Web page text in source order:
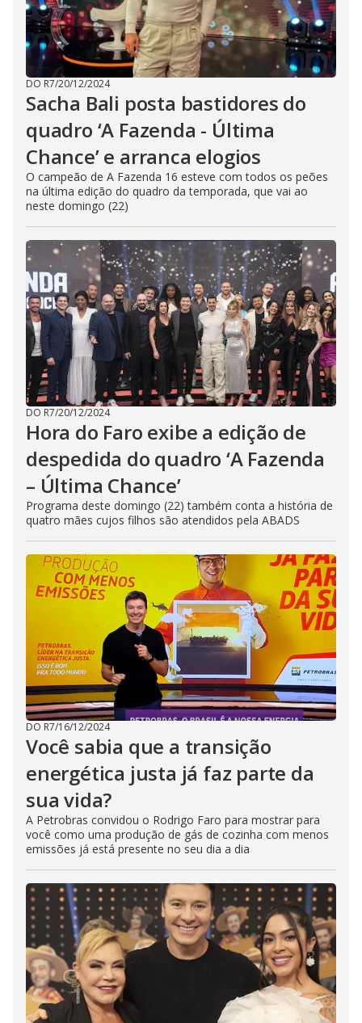
DO R7/20/12/2024
Sacha Bali posta bastidores do
quadro ‘A Fazenda - Última
Chance’ e arranca elogios
O campeão de A Fazenda 16 esteve com todos os peões
na última edição do quadro da temporada, que vai ao
neste domingo (22)
DO R7/20/12/2024
Hora do Faro exibe a edição de
despedida do quadro ‘A Fazenda
– Última Chance’
Programa deste domingo (22) também conta a história de
quatro mães cujos filhos são atendidos pela ABADS
DO R7/16/12/2024
Você sabia que a transição
energética justa já faz parte da
sua vida?
A Petrobras convidou o Rodrigo Faro para mostrar para
você como uma produção de gás de cozinha com menos
emissões já está presente no seu dia a dia